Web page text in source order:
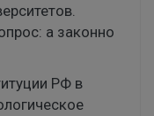
а законно
РФ в